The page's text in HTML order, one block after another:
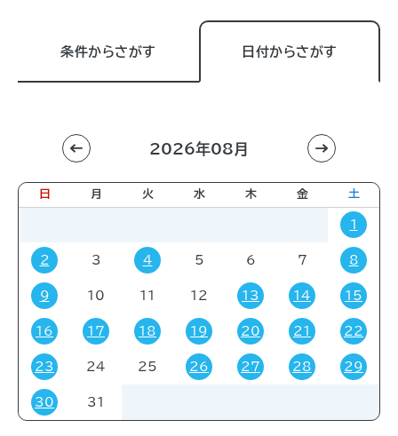
条件からさがす 日付からさがす
利用目的
すべて 進学相談会 講習会
販売会 展示会 イベント コミック・ゲーム
その他
対象者
すべて
2026年08月
日 月 火 水 木 金 土
1
2 3 4 5 6 7 8
9 10 11 12 13 14 15
16 17 18 19 20 21 22
23 24 25 26 27 28 29
30 31